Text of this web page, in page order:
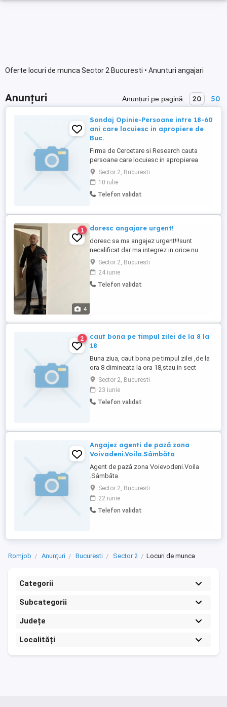
Oferte locuri de munca Sector 2 Bucuresti • Anunturi angajari
Anunțuri Anunțuri pe pagină: 20 50
Sondaj Opinie-Persoane intre 18-60
ani care locuiesc in apropiere de
Buc.
Firma de Cercetare si Research cauta
persoane care locuiesc in apropierea
orasului Bucuresti (Teleorman,Giurgiu,
Ploiesti,Pitesti , Buzau ,cautam persoane
care locuiesc atat in mediu rural cat si in
orasele mici.) care locuiesc in zonele
pe teme politice ...
Sector 2, Bucuresti
10 iulie
Telefon validat
4
1 doresc angajare urgent!
doresc sa ma angajez urgent!!!sunt
necalificat dar ma integrez in orice nu
beau nu lipsesc de la program nu stau pe
telefon.Pot muncii si cu ziua si pe timp de
noapte si part time !!!astept ofertele
dumneavoastra !!!
Sector 2, Bucuresti
24 iunie
Telefon validat
2
caut bona pe timpul zilei de la 8 la
18
Buna ziua, caut bona pe timpul zilei ,de la
ora 8 dimineata la ora 18,stau in sect
2,copilul ,fetita are 1 an si 8 luni
Sector 2, Bucuresti
23 iunie
Telefon validat
Angajez agenti de pază zona
Voivadeni.Voila.Sâmbăta
Agent de pază zona Voievodeni.Voila
.Sâmbăta
Sector 2, Bucuresti
22 iunie
Telefon validat
Romjob Anunțuri Bucuresti Sector 2 Locuri de munca
Categorii
Subcategorii
Județe
Localități